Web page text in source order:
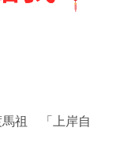
馬祖 「上岸自